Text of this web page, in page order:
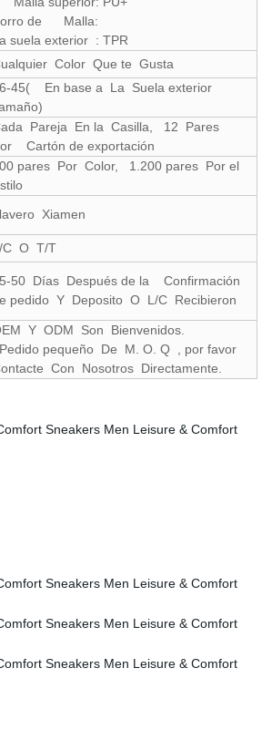
de Malla:
suela exterior : TPR
Color Que te Gusta
45( En base a La Suela exterior
Pareja En la Casilla, 12 Pares
Cartón de exportación
pares Por Color, 1.200 pares Por el
Xiamen
C O T/T
50 Días Después de la Confirmación
pedido Y Deposito O L/C Recibieron
Y ODM Son Bienvenidos.
Pedido pequeño De M. O. Q , por favor
Con Nosotros Directamente.